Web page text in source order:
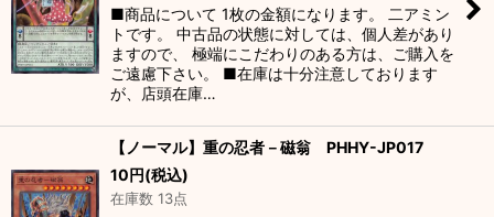
■商品について 1枚の金額になります。 二アミン
トです。 中古品の状態に対しては、個人差があり
ますので、 極端にこだわりのある方は、ご購入を
ご遠慮下さい。 ■在庫は十分注意しております
が、店頭在庫…
【ノーマル】重の忍者－磁翁 PHHY-JP017
10円(税込)
在庫数 13点